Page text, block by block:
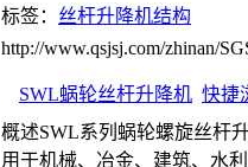
标签： 丝杆升降机结构
http://www.qsjsj.com/zhinan/
SWL蜗轮丝杆升降机 快捷
概述SWL系列蜗轮螺旋丝杆
用于机械、冶金、建筑、水